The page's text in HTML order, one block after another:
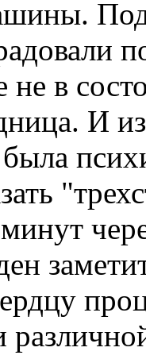
не в
И
минут